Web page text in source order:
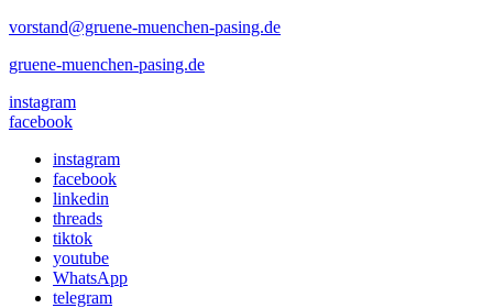
vorstand@gruene-muenchen-pasing.de
gruene-muenchen-pasing.de
instagram
facebook
instagram
facebook
linkedin
threads
tiktok
youtube
WhatsApp
telegram